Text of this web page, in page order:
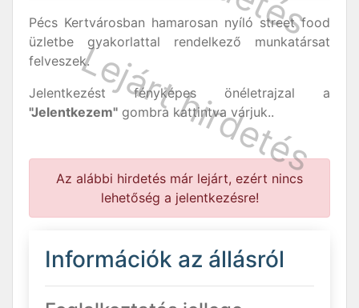
Pécs Kertvárosban hamarosan nyíló street food
üzletbe gyakorlattal rendelkező munkatársat
felveszek.
Jelentkezést fényképes önéletrajzal a
"Jelentkezem" gombra kattintva várjuk..
Az alábbi hirdetés már lejárt, ezért nincs
lehetőség a jelentkezésre!
Információk az állásról